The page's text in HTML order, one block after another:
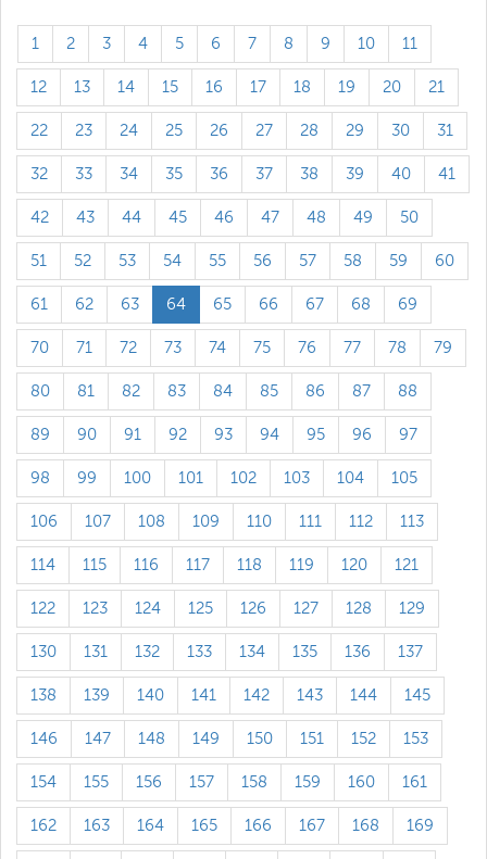
1 2 3 4 5 6 7 8 9 10 11
12 13 14 15 16 17 18 19 20 21
22 23 24 25 26 27 28 29 30 31
32 33 34 35 36 37 38 39 40 41
42 43 44 45 46 47 48 49 50
51 52 53 54 55 56 57 58 59 60
61 62 63 64 65 66 67 68 69
70 71 72 73 74 75 76 77 78 79
80 81 82 83 84 85 86 87 88
89 90 91 92 93 94 95 96 97
98 99 100 101 102 103 104 105
106 107 108 109 110 111 112 113
114 115 116 117 118 119 120 121
122 123 124 125 126 127 128 129
130 131 132 133 134 135 136 137
138 139 140 141 142 143 144 145
146 147 148 149 150 151 152 153
154 155 156 157 158 159 160 161
162 163 164 165 166 167 168 169